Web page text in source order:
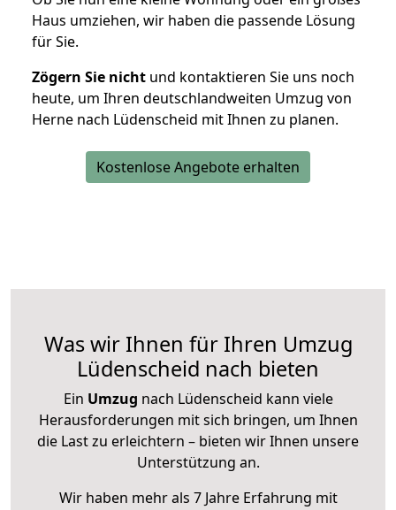
Haus umziehen, wir haben die passende Lösung
für Sie.
Zögern Sie nicht und kontaktieren Sie uns noch
heute, um Ihren deutschlandweiten Umzug von
Herne nach Lüdenscheid mit Ihnen zu planen.
Kostenlose Angebote erhalten
Was wir Ihnen für Ihren Umzug
Lüdenscheid nach bieten
Ein Umzug nach Lüdenscheid kann viele
Herausforderungen mit sich bringen, um Ihnen
die Last zu erleichtern – bieten wir Ihnen unsere
Unterstützung an.
Wir haben mehr als 7 Jahre Erfahrung mit